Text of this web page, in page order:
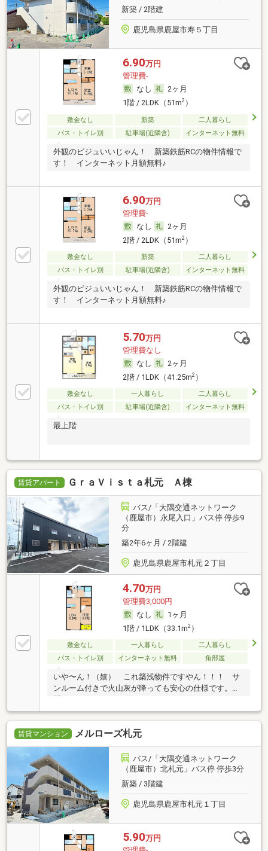
新築 / 2階建
鹿児島県鹿屋市寿５丁目
6.90万円
管理費-
なし
2ヶ月
1階 / 2LDK（51m2）
敷金なし 新築
二人暮らし
バス・トイレ別
駐車場(近隣含) インターネット無料
外観のビジュいいじゃん！ 新築鉄筋RCの物件情報で
す！ インターネット月額無料♪
6.90万円
管理費-
なし
2ヶ月
2階 / 2LDK（51m2）
敷金なし 新築
二人暮らし
バス・トイレ別
駐車場(近隣含) インターネット無料
外観のビジュいいじゃん！ 新築鉄筋RCの物件情報で
す！ インターネット月額無料♪
5.70万円
管理費なし
なし
2ヶ月
2階 / 1LDK（41.25m2）
敷金なし 一人暮らし
二人暮らし
バス・トイレ別
駐車場(近隣含) インターネット無料
最上階
賃貸アパート ＧｒａＶｉｓｔａ札元 Ａ棟
バス/「大隅交通ネットワーク
（鹿屋市）永尾入口」バス停 停歩9
分
築2年6ヶ月 / 2階建
鹿児島県鹿屋市札元２丁目
4.70万円
管理費3,000円
なし
1ヶ月
1階 / 1LDK（33.1m2）
敷金なし 一人暮らし
二人暮らし
バス・トイレ別
インターネット無料 角部屋
いや〜ん！（嬉） これ築浅物件ですやん！！！ サ
ンルーム付きで火山灰が降っても安心の仕様です。お
賃貸マンション メルローズ札元
バス/「大隅交通ネットワーク
（鹿屋市）北札元」バス停 停歩3分
新築 / 3階建
鹿児島県鹿屋市札元１丁目
5.90万円